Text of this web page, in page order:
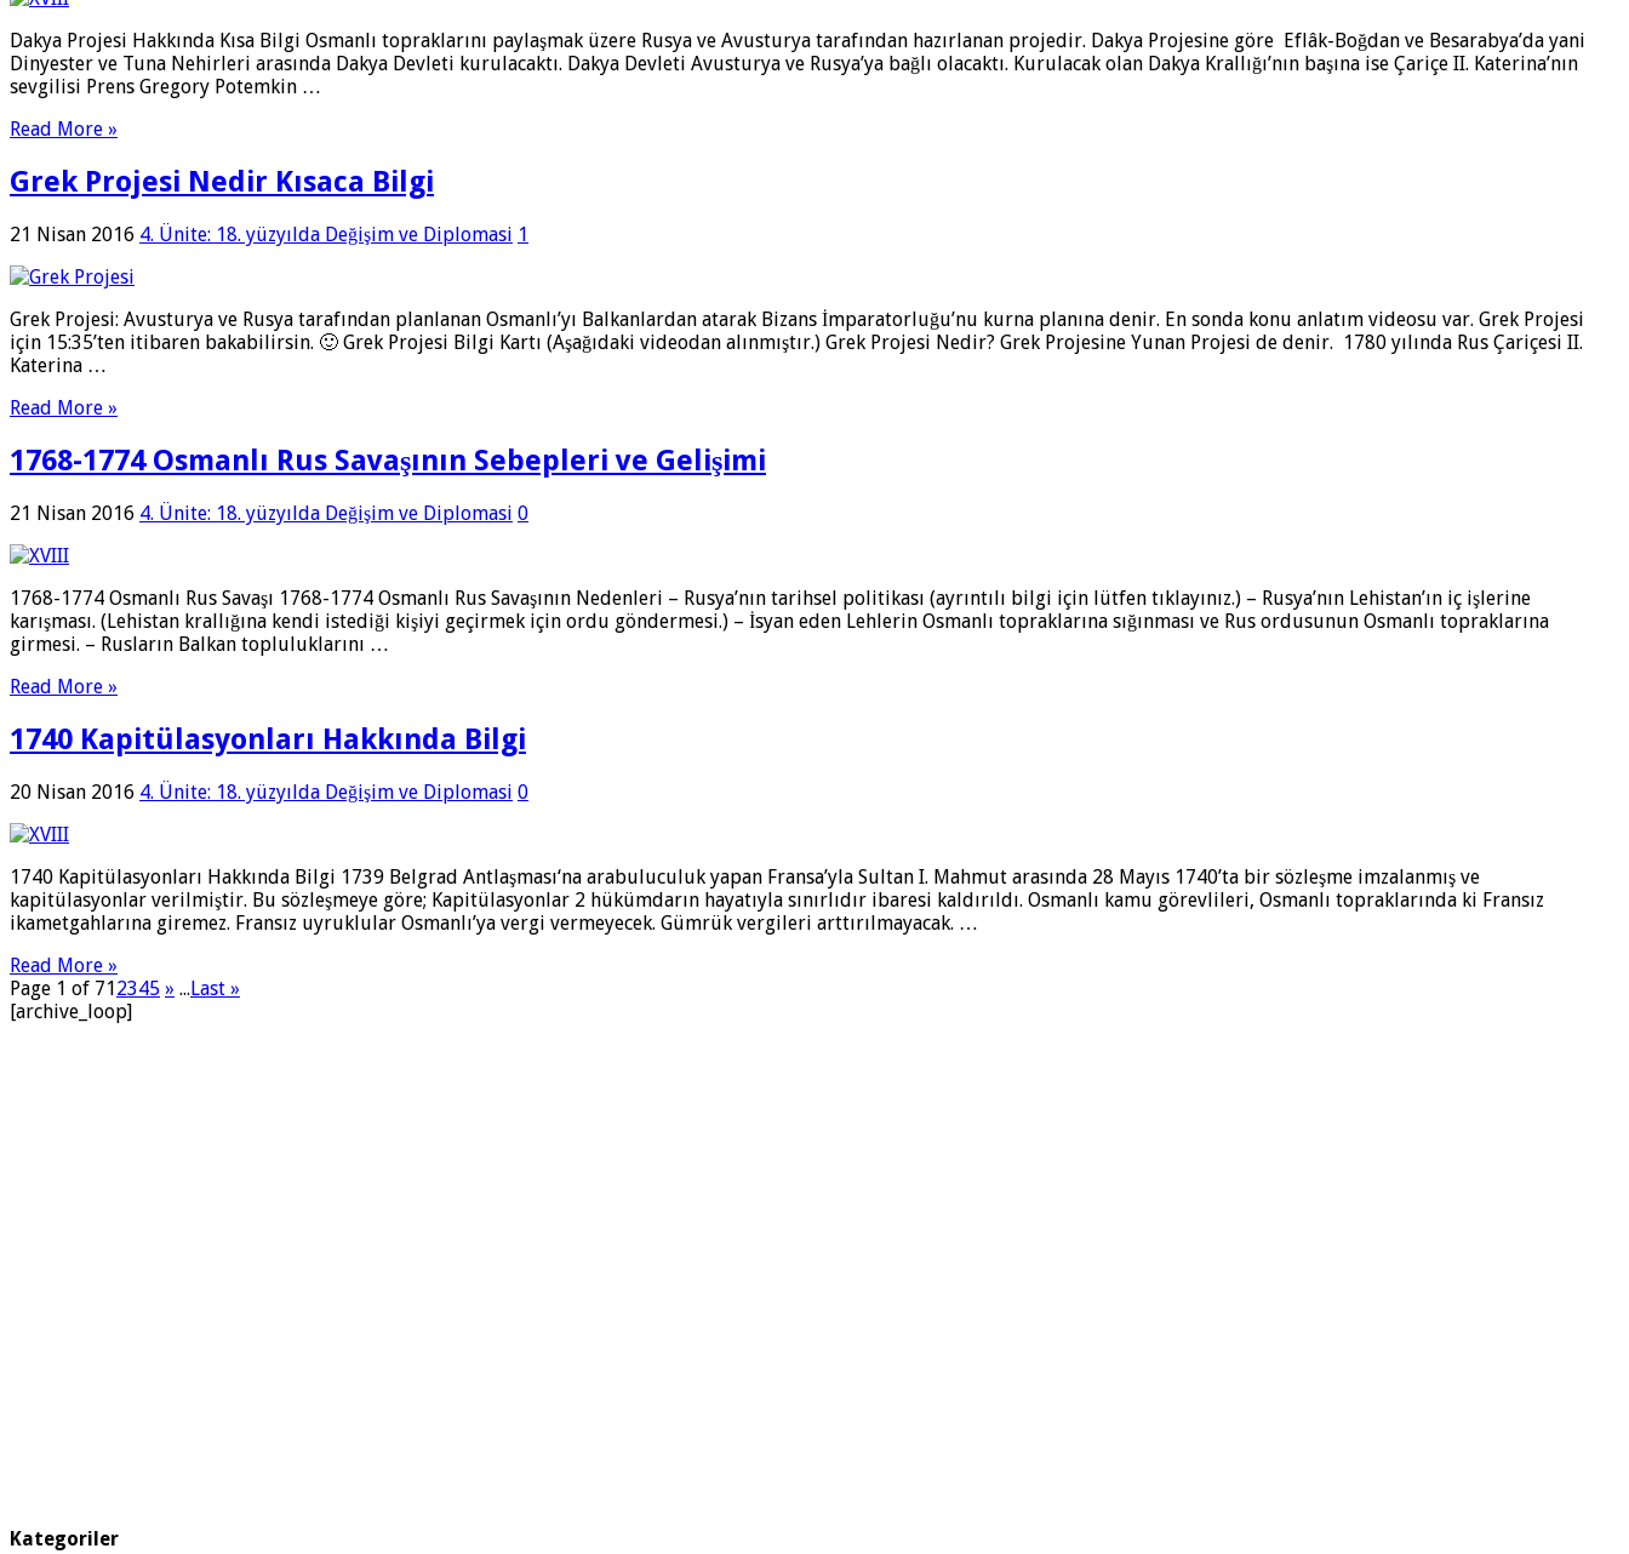
Dakya Projesi Hakkında Kısa Bilgi Osmanlı topraklarını paylaşmak üzere Rusya ve Avusturya tarafından hazırlanan projedir. Dakya Projesine göre Eflâk-Boğdan ve Besarabya’da yani
Dinyester ve Tuna Nehirleri arasında Dakya Devleti kurulacaktı. Dakya Devleti Avusturya ve Rusya’ya bağlı olacaktı. Kurulacak olan Dakya Krallığı’nın başına ise Çariçe II. Katerina’nın
sevgilisi Prens Gregory Potemkin …
Read More »
Grek Projesi Nedir Kısaca Bilgi
21 Nisan 2016 4. Ünite: 18. yüzyılda Değişim ve Diplomasi 1
Grek Projesi: Avusturya ve Rusya tarafından planlanan Osmanlı’yı Balkanlardan atarak Bizans İmparatorluğu’nu kurna planına denir. En sonda konu anlatım videosu var. Grek Projesi
için 15:35’ten itibaren bakabilirsin. 🙂 Grek Projesi Bilgi Kartı (Aşağıdaki videodan alınmıştır.) Grek Projesi Nedir? Grek Projesine Yunan Projesi de denir. 1780 yılında Rus Çariçesi II.
Katerina …
Read More »
1768-1774 Osmanlı Rus Savaşının Sebepleri ve Gelişimi
21 Nisan 2016 4. Ünite: 18. yüzyılda Değişim ve Diplomasi 0
1768-1774 Osmanlı Rus Savaşı 1768-1774 Osmanlı Rus Savaşının Nedenleri – Rusya’nın tarihsel politikası (ayrıntılı bilgi için lütfen tıklayınız.) – Rusya’nın Lehistan’ın iç işlerine
karışması. (Lehistan krallığına kendi istediği kişiyi geçirmek için ordu göndermesi.) – İsyan eden Lehlerin Osmanlı topraklarına sığınması ve Rus ordusunun Osmanlı topraklarına
girmesi. – Rusların Balkan topluluklarını …
Read More »
1740 Kapitülasyonları Hakkında Bilgi
20 Nisan 2016 4. Ünite: 18. yüzyılda Değişim ve Diplomasi 0
1740 Kapitülasyonları Hakkında Bilgi 1739 Belgrad Antlaşması‘na arabuluculuk yapan Fransa’yla Sultan I. Mahmut arasında 28 Mayıs 1740’ta bir sözleşme imzalanmış ve
kapitülasyonlar verilmiştir. Bu sözleşmeye göre; Kapitülasyonlar 2 hükümdarın hayatıyla sınırlıdır ibaresi kaldırıldı. Osmanlı kamu görevlileri, Osmanlı topraklarında ki Fransız
ikametgahlarına giremez. Fransız uyruklular Osmanlı’ya vergi vermeyecek. Gümrük vergileri arttırılmayacak. …
Read More »
Page 1 of 712345 » ...Last »
[archive_loop]
Kategoriler